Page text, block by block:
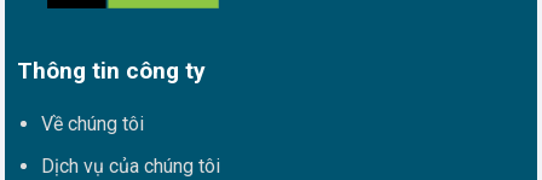
Thông tin công ty
Về chúng tôi
Dịch vụ của chúng tôi